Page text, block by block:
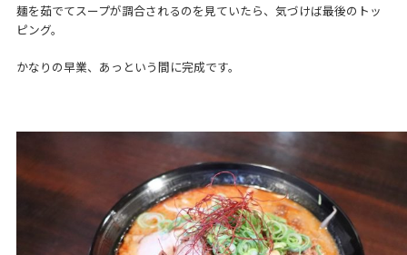
麺を茹でてスープが調合されるのを見ていたら、気づけば最後のトッ
ピング。
かなりの早業、あっという間に完成です。